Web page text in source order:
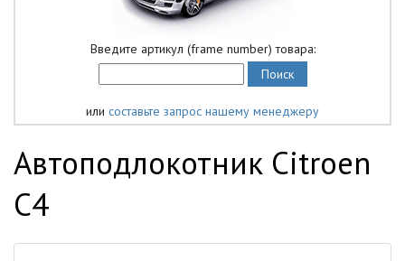
Введите артикул (frame number) товара:
или составьте запрос нашему менеджеру
Автоподлокотник Citroen
C4